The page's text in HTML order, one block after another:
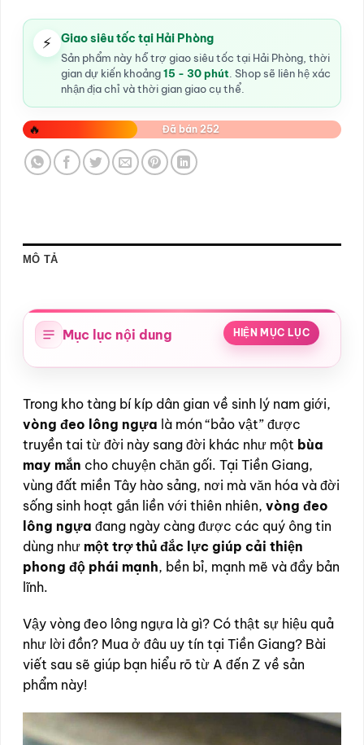
⚡ Giao siêu tốc tại Hải Phòng
Sản phẩm này hỗ trợ giao siêu tốc tại Hải Phòng, thời
gian dự kiến khoảng15 - 30 phút . Shop sẽ liên hệ xác
nhận địa chỉ và thời gian giao cụ thể.
🔥 Đã bán 252
MÔ TẢ
Mục lục nội dung HIỆN MỤC LỤC
Trong kho tàng bí kíp dân gian về sinh lý nam giới,
vòng đeo lông ngựa là món “bảo vật” được
truyền tai từ đời này sang đời khác như một bùa
may mắn cho chuyện chăn gối. Tại Tiền Giang,
vùng đất miền Tây hào sảng, nơi mà văn hóa và đời
sống sinh hoạt gắn liền với thiên nhiên, vòng đeo
lông ngựa đang ngày càng được các quý ông tin
dùng như một trợ thủ đắc lực giúp cải thiện
phong độ phái mạnh, bền bỉ, mạnh mẽ và đầy bản
lĩnh.
Vậy vòng đeo lông ngựa là gì? Có thật sự hiệu quả
như lời đồn? Mua ở đâu uy tín tại Tiền Giang? Bài
viết sau sẽ giúp bạn hiểu rõ từ A đến Z về sản
phẩm này!